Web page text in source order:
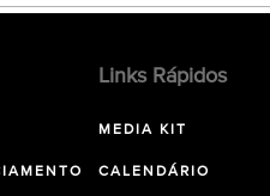
Links Rápidos
MEDIA KIT
CALENDÁRIO